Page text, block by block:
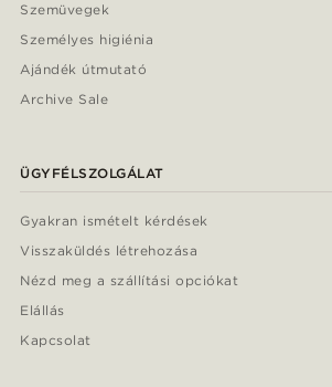
Szemüvegek
Személyes higiénia
Ajándék útmutató
Archive Sale
ÜGYFÉLSZOLGÁLAT
Gyakran ismételt kérdések
Visszaküldés létrehozása
Nézd meg a szállítási opciókat
Elállás
Kapcsolat